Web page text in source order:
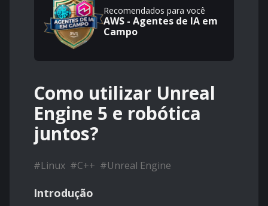
Recomendados para você
AWS - Agentes de IA em
Campo
Como utilizar Unreal
Engine 5 e robótica
juntos?
#Linux #C++ #Unreal Engine
Introdução